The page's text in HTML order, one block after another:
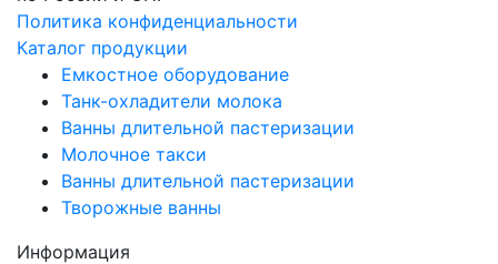
Политика конфиденциальности
Каталог продукции
Емкостное оборудование
Танк-охладители молока
Ванны длительной пастеризации
Молочное такси
Ванны длительной пастеризации
Творожные ванны
Информация